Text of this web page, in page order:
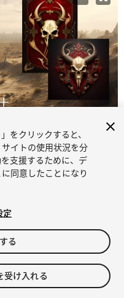
をクリックすると、
イトの使用状況を分
支援するために、デ
同意したことになり
定
る
け入れる